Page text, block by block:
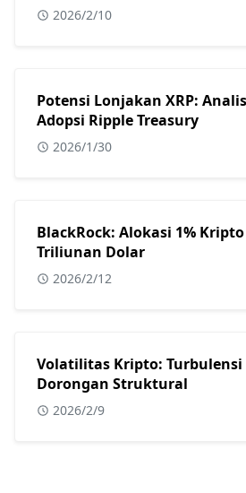
2026/2/10
Potensi Lonjakan XRP:
Adopsi Ripple Treasury
2026/1/30
BlackRock: Alokasi 1%
Triliunan Dolar
2026/2/12
Volatilitas Kripto: Turbulensi
Dorongan Struktural
2026/2/9